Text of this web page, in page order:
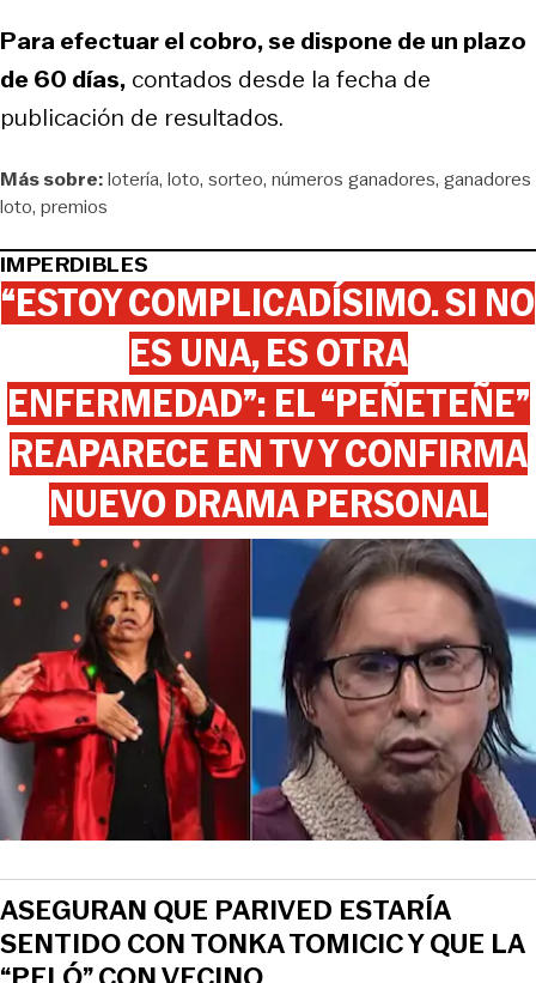
Para efectuar el cobro, se dispone de un plazo
de 60 días, contados desde la fecha de
publicación de resultados.
Más sobre:lotería loto sorteo números ganadores ganadores
loto premios
IMPERDIBLES
“ESTOY COMPLICADÍSIMO. SI NO
ES UNA, ES OTRA
ENFERMEDAD”: EL “PEÑETEÑE”
REAPARECE EN TV Y CONFIRMA
NUEVO DRAMA PERSONAL
ASEGURAN QUE PARIVED ESTARÍA
SENTIDO CON TONKA TOMICIC Y QUE LA